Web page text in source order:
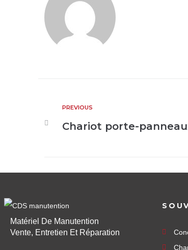
PREVIOUS
Chariot porte-
Matériel De Manutention
Vente, Entretien Et Réparation